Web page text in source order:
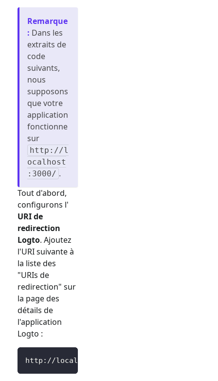
Remarque
: Dans les
extraits de
code
suivants,
nous
supposons
que votre
application
fonctionne
sur
http://l
ocalhost
:3000/ .
Tout d'abord,
configurons l'
URI de
redirection
Logto. Ajoutez
l'URI suivante à
la liste des
"URIs de
redirection" sur
la page des
détails de
l'application
Logto :
http://localhost:3000/Callback